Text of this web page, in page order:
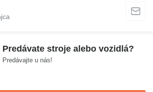
Predávate stroje alebo vozidlá?
Predávajte u nás!